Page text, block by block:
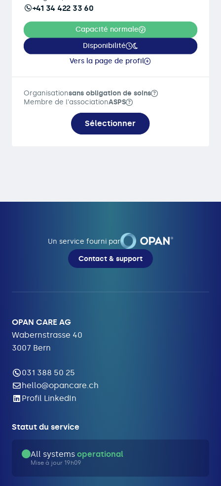
+41 34 422 33 60
Capacité normale
Disponibilité
Vers la page de profil
Organisationsans obligation de soins
Membre de l'associationASPS
Sélectionner
Un service fourni par
Contact & support
OPAN CARE AG
Wabernstrasse 40
3007 Bern
031 388 50 25
hello@opancare.ch
Profil LinkedIn
Statut du service
All systems operational
Mise à jour 19h09